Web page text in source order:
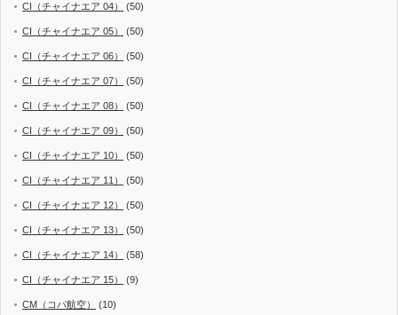
CI（チャイナエア 04） (50)
CI（チャイナエア 05） (50)
CI（チャイナエア 06） (50)
CI（チャイナエア 07） (50)
CI（チャイナエア 08） (50)
CI（チャイナエア 09） (50)
CI（チャイナエア 10） (50)
CI（チャイナエア 11） (50)
CI（チャイナエア 12） (50)
CI（チャイナエア 13） (50)
CI（チャイナエア 14） (58)
CI（チャイナエア 15） (9)
CM（コパ航空） (10)